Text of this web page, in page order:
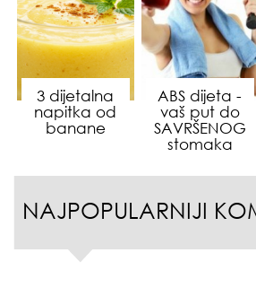
3 dijetalna
napitka od
banane
ABS dijeta -
vaš put do
SAVRŠENOG
stomaka
NAJPOPULARNIJI